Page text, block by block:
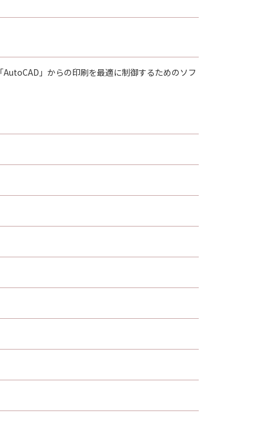
」からの印刷を最適に制御するためのソフトウ